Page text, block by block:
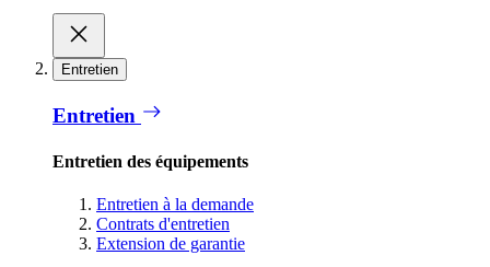
Entretien
Entretien
Entretien des équipements
Entretien à la demande
Contrats d'entretien
Extension de garantie